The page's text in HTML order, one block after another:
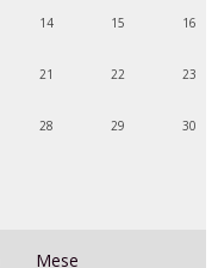
14 15 16
21 22 23
28 29 30
Mese